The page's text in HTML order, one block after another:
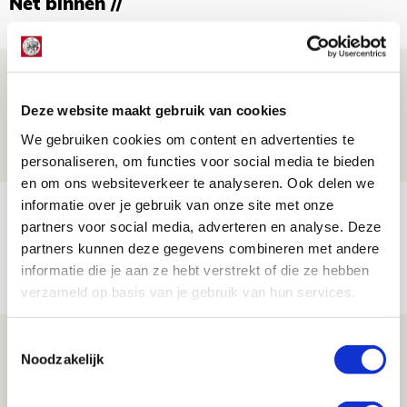
Deze website maakt gebruik van cookies
We gebruiken cookies om content en advertenties te
personaliseren, om functies voor social media te bieden
en om ons websiteverkeer te analyseren. Ook delen we
informatie over je gebruik van onze site met onze
partners voor social media, adverteren en analyse. Deze
partners kunnen deze gegevens combineren met andere
informatie die je aan ze hebt verstrekt of die ze hebben
verzameld op basis van je gebruik van hun services.
Noodzakelijk
Net binnen //
Is dit de laatste wallpaper van Godts in
de Johan Cruijff Arena?
Trotse Klaassen: ‘Vierhonderd duels
voor mijn club is heel speciaal’
06 AUGUSTUS 2026 - 23:43
Ajax zet Shelbourne eenvoudig opzij en
reist met vertrouwen naar Dublin